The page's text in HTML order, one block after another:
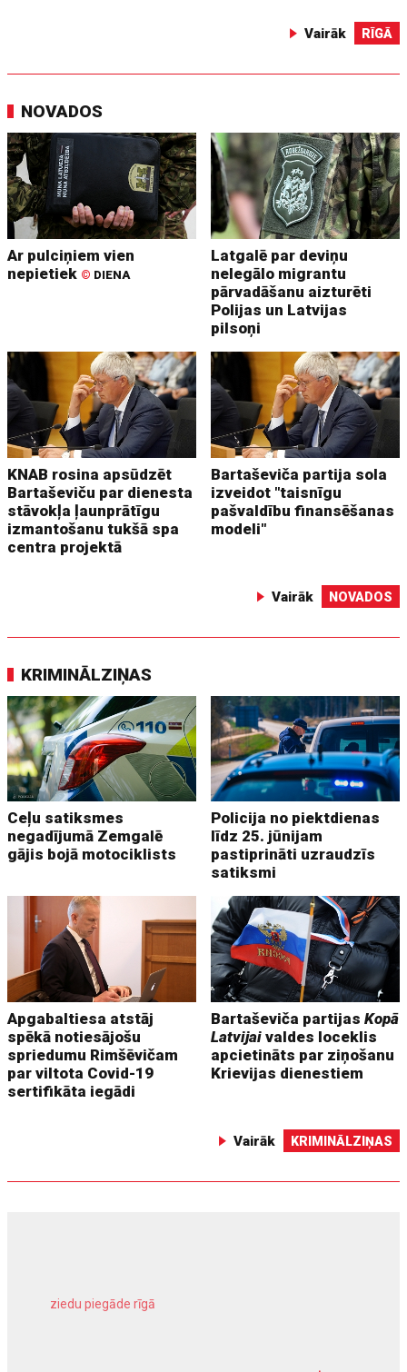
Vairāk RĪGĀ
NOVADOS
Ar pulciņiem vien
nepietiek © DIENA
Latgalē par deviņu
nelegālo migrantu
pārvadāšanu aizturēti
Polijas un Latvijas
pilsoņi
KNAB rosina apsūdzēt
Bartaševiču par dienesta
stāvokļa ļaunprātīgu
izmantošanu tukšā spa
centra projektā
Bartaševiča partija sola
izveidot "taisnīgu
pašvaldību finansēšanas
modeli"
Vairāk NOVADOS
KRIMINĀLZIŅAS
Ceļu satiksmes
negadījumā Zemgalē
gājis bojā motociklists
Policija no piektdienas
līdz 25. jūnijam
pastiprināti uzraudzīs
satiksmi
Apgabaltiesa atstāj
spēkā notiesājošu
spriedumu Rimšēvičam
par viltota Covid-19
sertifikāta iegādi
Bartaševiča partijasKopā
Latvijai valdes loceklis
apcietināts par ziņošanu
Krievijas dienestiem
Vairāk KRIMINĀLZIŅAS
ziedu piegāde rīgā